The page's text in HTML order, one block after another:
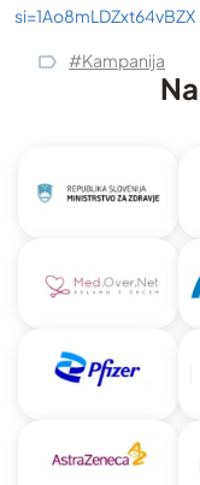
si=1Ao8mLDZxt64vBZX
#Kampanija